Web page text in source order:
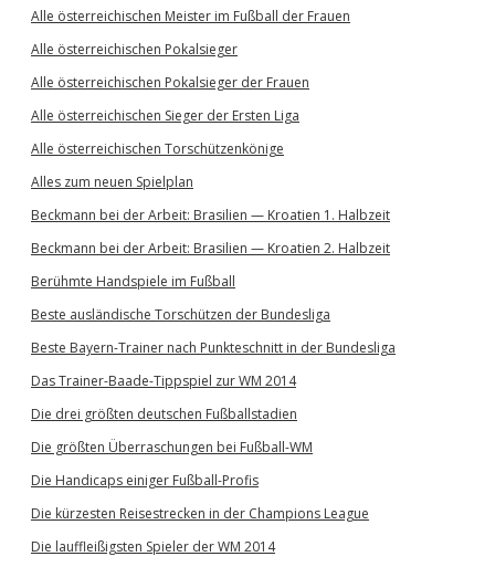
Alle österreichischen Meister im Fußball der Frauen
Alle österreichischen Pokalsieger
Alle österreichischen Pokalsieger der Frauen
Alle österreichischen Sieger der Ersten Liga
Alle österreichischen Torschützenkönige
Alles zum neuen Spielplan
Beckmann bei der Arbeit: Brasilien — Kroatien 1. Halbzeit
Beckmann bei der Arbeit: Brasilien — Kroatien 2. Halbzeit
Berühmte Handspiele im Fußball
Beste ausländische Torschützen der Bundesliga
Beste Bayern-Trainer nach Punkteschnitt in der Bundesliga
Das Trainer-Baade-Tippspiel zur WM 2014
Die drei größten deutschen Fußballstadien
Die größten Überraschungen bei Fußball-WM
Die Handicaps einiger Fußball-Profis
Die kürzesten Reisestrecken in der Champions League
Die lauffleißigsten Spieler der WM 2014